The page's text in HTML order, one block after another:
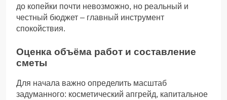
до копейки почти невозможно, но реальный и
честный бюджет – главный инструмент
спокойствия.
Оценка объёма работ и составление
сметы
Для начала важно определить масштаб
задуманного: косметический апгрейд, капитальное